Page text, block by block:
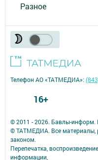
Разное
© 2011 - 2026. Бавлы-
© ТАТМЕДИА. Все материалы,
законом.
Перепечатка,
информации,
Телефон АО «ТАТМЕДИА»:
16+